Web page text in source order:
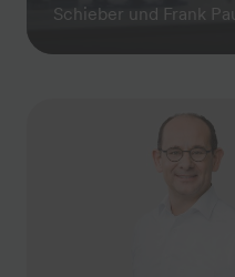
Schieber und Frank